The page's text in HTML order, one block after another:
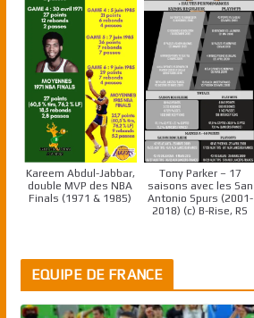
Kareem Abdul-Jabbar,
double MVP des NBA
Finals (1971 & 1985)
Tony Parker – 17
saisons avec les San
Antonio Spurs (2001-
2018) (c) B-Rise, RS
EQUIPE DE FRANCE